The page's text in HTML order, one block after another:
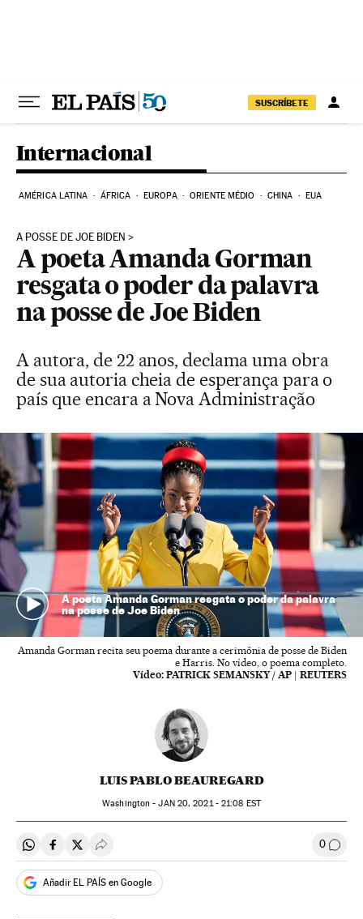
SUSCRÍBETE
Internacional
AMÉRICA LATINA ÁFRICA EUROPA ORIENTE MÉDIO CHINA EUA
A POSSE DE JOE BIDEN
A poeta Amanda Gorman
resgata o poder da palavra
na posse de Joe Biden
A autora, de 22 anos, declama uma obra
de sua autoria cheia de esperança para o
país que encara a Nova Administração
A poeta Amanda Gorman resgata o poder da palavra
na posse de Joe Biden
Amanda Gorman recita seu poema durante a cerimônia de posse de Biden
e Harris. No vídeo, o poema completo.
Vídeo: PATRICK SEMANSKY / AP | REUTERS
LUIS PABLO BEAUREGARD
Washington -JAN20, 2021 - 21:08 EST
Compartir en Whatsapp
Compartir en Facebook
Compartir en Twitter
Desplegar Redes Sociales 0
Añadir EL PAÍS en Google